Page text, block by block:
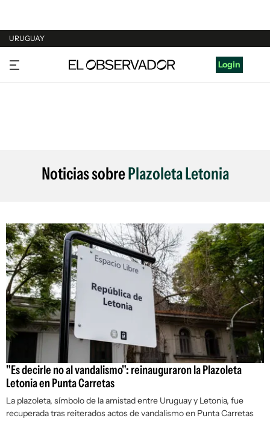
URUGUAY
URUGUAY
ARGENTINA
Login
Noticias sobrePlazoleta Letonia
"Es decirle no al vandalismo": reinauguraron la Plazoleta
Letonia en Punta Carretas
La plazoleta, símbolo de la amistad entre Uruguay y Letonia, fue
recuperada tras reiterados actos de vandalismo en Punta Carretas